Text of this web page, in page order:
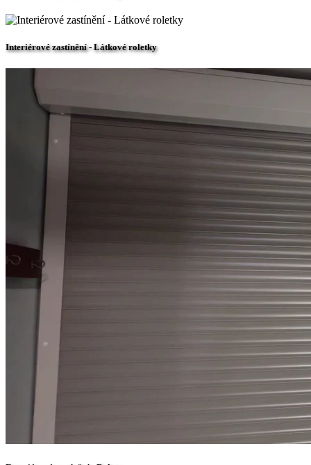
Interiérové zastínění - Látkové roletky